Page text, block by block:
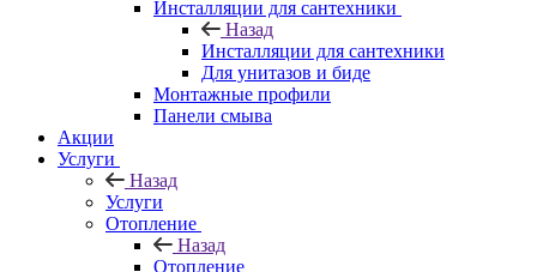
Инсталляции для сантехники
Назад
Инсталляции для сантехники
Для унитазов и биде
Монтажные профили
Панели смыва
Акции
Услуги
Назад
Услуги
Отопление
Назад
Отопление